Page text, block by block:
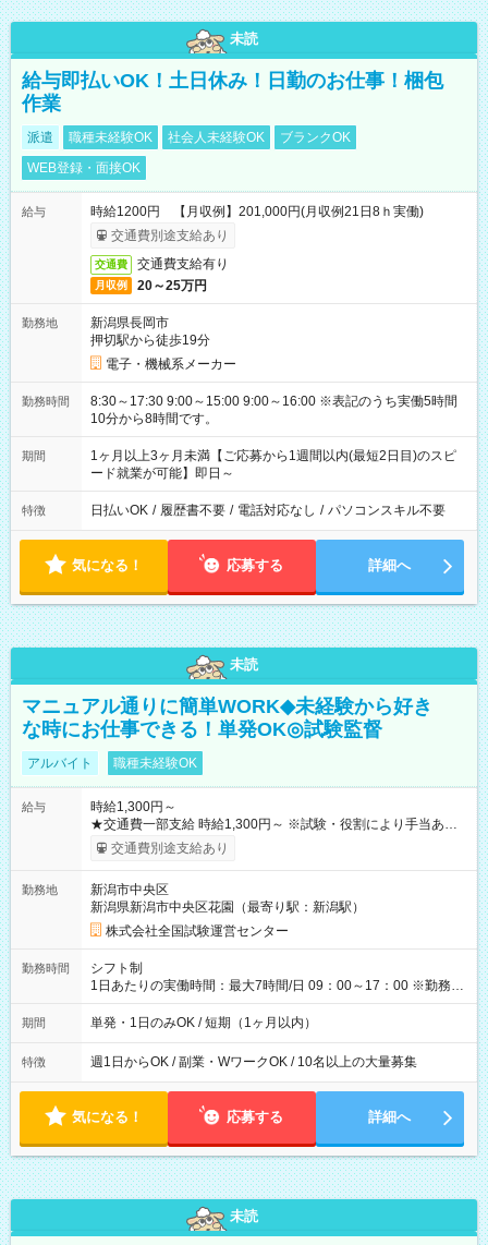
未読
給与即払いOK！土日休み！日勤のお仕事！梱包
作業
派遣 職種未経験OK 社会人未経験OK
ブランクOK
WEB登録・面接OK
給与
時給1200円 【月収例】201,000円(月収例21日8ｈ実働)
交通費別途支給あり
交通費 交通費支給有り
月収例 20～25万円
勤務地
新潟県長岡市
押切駅から徒歩19分
電子・機械系メーカー
勤務時間
8:30～17:30 9:00～15:00 9:00～16:00 ※表記のうち実働5時間
10分から8時間です。
期間
1ヶ月以上3ヶ月未満【ご応募から1週間以内(最短2日目)のスピ
ード就業が可能】即日～
特徴 日払いOK / 履歴書不要 / 電話対応なし / パソコンスキル不要
気になる！ 応募する 詳細へ
未読
マニュアル通りに簡単WORK◆未経験から好き
な時にお仕事できる！単発OK◎試験監督
アルバイト 職種未経験OK
給与
時給1,300円～
★交通費一部支給 時給1,300円～ ※試験・役割により手当あり
※勤務回数により昇給あり 【即給（前払い）オプションあ
り！】 希望される場合、勤務から1週間ほどで給与の一部を受け
例】 ・河合塾模擬試験 8:30～17:30（休憩1時間） 時給1,300円
×8時間＝日収10,400円＋交通費 ※当日の役割により時給＋100
円の場合あり ・国家試験 7:00～13:30（休憩なし） 時給1,300
円（役割手当＋100円）×6時間＝日収8,400円＋交通費 【試用期
間】試用期間なし
交通費別途支給あり
勤務地
新潟市中央区
新潟県新潟市中央区花園（最寄り駅：新潟駅）
株式会社全国試験運営センター
勤務時間
シフト制
1日あたりの実働時間：最大7時間/日 09：00～17：00 ※勤務時
間は 試験により異なります。
期間 単発・1日のみOK / 短期（1ヶ月以内）
特徴 週1日からOK / 副業・WワークOK / 10名以上の大量募集
気になる！ 応募する 詳細へ
未読